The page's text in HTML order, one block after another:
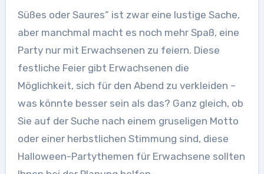
Süßes oder Saures“ ist zwar eine lustige Sache,
aber manchmal macht es noch mehr Spaß, eine
Party nur mit Erwachsenen zu feiern. Diese
festliche Feier gibt Erwachsenen die
Möglichkeit, sich für den Abend zu verkleiden –
was könnte besser sein als das? Ganz gleich, ob
Sie auf der Suche nach einem gruseligen Motto
oder einer herbstlichen Stimmung sind, diese
Halloween-Partythemen für Erwachsene sollten